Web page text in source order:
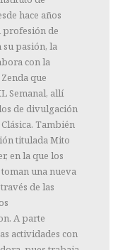
hace años
profesión de
pasión, la
con la
que
Semanal, allí
de divulgación
También
titulada Mito
en la que los
una nueva
de las
A parte
actividades con